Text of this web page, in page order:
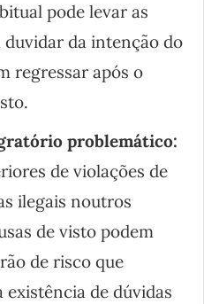
pode levar as
duvidar da intenção do
regressar após o
problemático:
de violações de
ilegais noutros
de visto podem
de risco que
existência de dúvidas